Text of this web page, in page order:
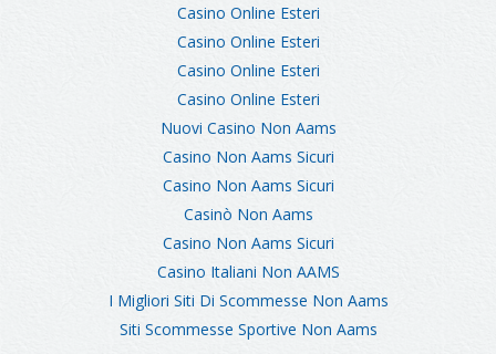
Casino Online Esteri
Casino Online Esteri
Casino Online Esteri
Casino Online Esteri
Nuovi Casino Non Aams
Casino Non Aams Sicuri
Casino Non Aams Sicuri
Casinò Non Aams
Casino Non Aams Sicuri
Casino Italiani Non AAMS
I Migliori Siti Di Scommesse Non Aams
Siti Scommesse Sportive Non Aams